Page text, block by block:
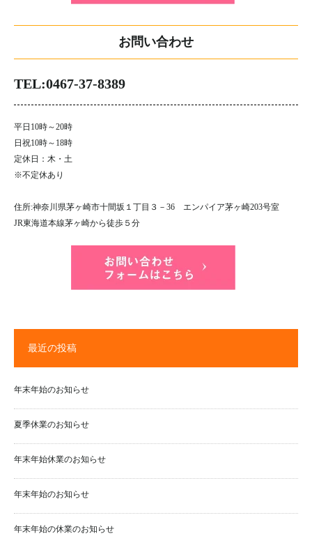
お問い合わせ
TEL:0467-37-8389
平日10時～20時
日祝10時～18時
定休日：木・土
※不定休あり
住所:神奈川県茅ヶ崎市十間坂１丁目３－36 エンパイア茅ヶ崎203号室
JR東海道本線茅ヶ崎から徒歩５分
最近の投稿
年末年始のお知らせ
夏季休業のお知らせ
年末年始休業のお知らせ
年末年始のお知らせ
年末年始の休業のお知らせ